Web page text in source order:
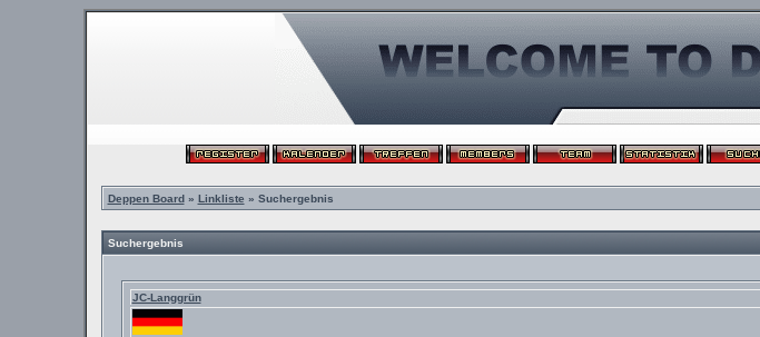
Deppen Board» Linkliste » Suchergebnis
Suchergebnis
JC-Langgrün